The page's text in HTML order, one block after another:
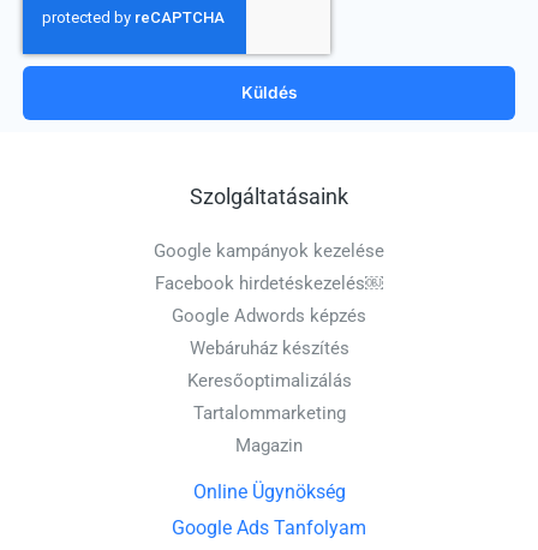
Küldés
Szolgáltatásaink
Google kampányok kezelése
Facebook hirdetéskezelés￼
Google Adwords képzés
Webáruház készítés
Keresőoptimalizálás
Tartalommarketing
Magazin
Online Ügynökség
Google Ads Tanfolyam